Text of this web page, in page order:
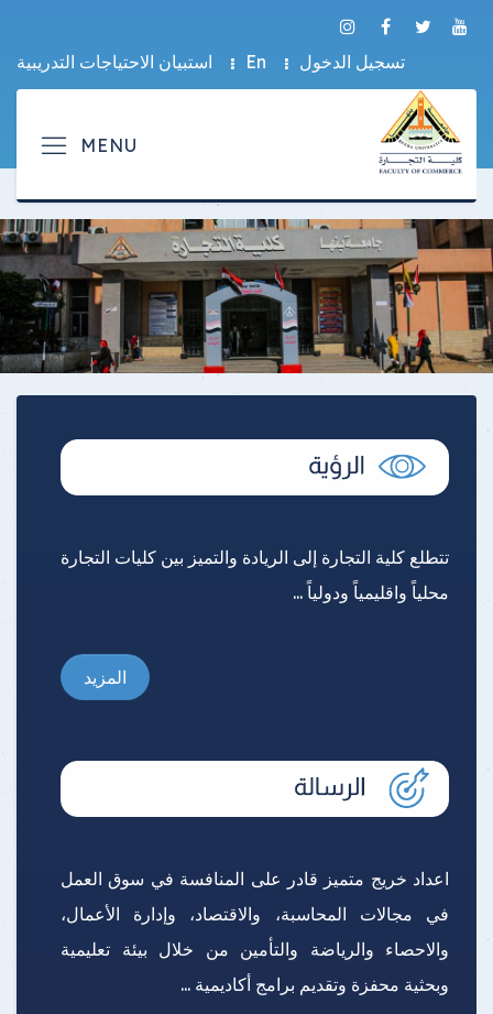
تسجيل الدخول En استبيان الاحتياجات التدريبية
تتطلع كلية التجارة إلى الريادة والتميز بين كليات التجارة
محلياً واقليمياً ودولياً ...
المزيد
اعداد خريج متميز قادر على المنافسة في سوق العمل
في مجالات المحاسبة، والاقتصاد، وإدارة الأعمال،
والاحصاء والرياضة والتأمين من خلال بيئة تعليمية
وبحثية محفزة وتقديم برامج أكاديمية ...